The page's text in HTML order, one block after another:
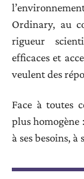
Ordinary, au
rigueur
efficaces et
veulent des
Face à toutes
plus
à ses besoins, à